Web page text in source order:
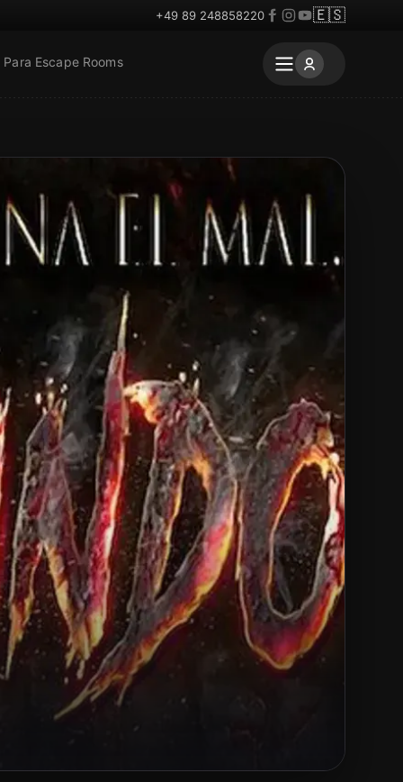
+49 89 248858220 🇪🇸
Para Escape Rooms